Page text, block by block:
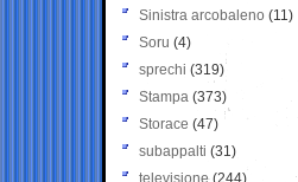
Sinistra arcobaleno (11)
Soru (4)
sprechi (319)
Stampa (373)
Storace (47)
subappalti (31)
televisione(244)